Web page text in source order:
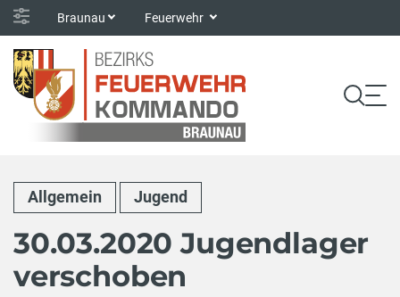
Braunau Feuerwehr
Allgemein Jugend
30.03.2020 Jugendlager
verschoben